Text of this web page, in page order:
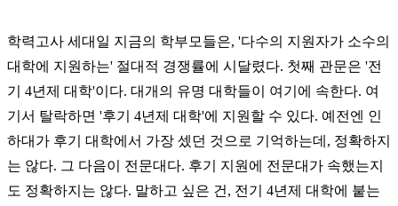
학력고사 세대일 지금의 학부모들은, '다수의 지원자가 소수의
대학에 지원하는' 절대적 경쟁률에 시달렸다. 첫째 관문은 '전
기 4년제 대학'이다. 대개의 유명 대학들이 여기에 속한다. 여
기서 탈락하면 '후기 4년제 대학'에 지원할 수 있다. 예전엔 인
하대가 후기 대학에서 가장 셌던 것으로 기억하는데, 정확하지
는 않다. 그 다음이 전문대다. 후기 지원에 전문대가 속했는지
도 정확하지는 않다. 말하고 싶은 건, 전기 4년제 대학에 붙는